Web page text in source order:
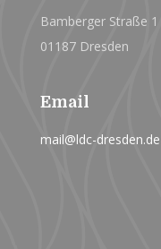
Bamberger Straße 1
01187 Dresden
Email
mail@ldc-dresden.de